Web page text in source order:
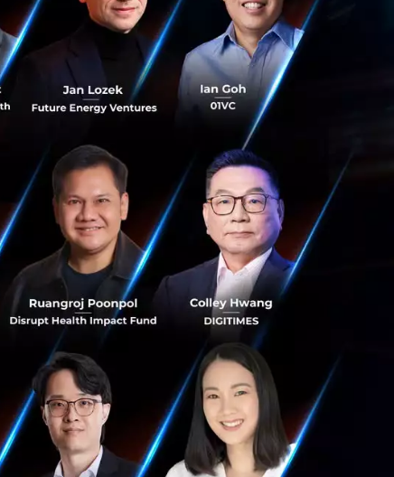
สหรัฐฯ อยู่ที่
าจากแหล่ง
ปุ่นเพิ่งลงนาม
มว่าอะไรคือ
ำรวจในเอเชีย
ากในการคืน
องค์กร ในทุก
ชียจะให้ความ
ด้แก่ การรับคืน
ร็จรูป สำหรับ
ซ่อมแซมถึงที่
มสำคัญกับการ